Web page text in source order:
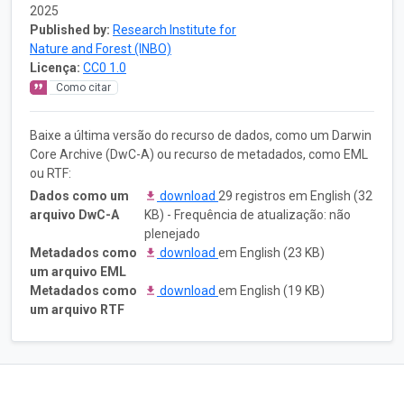
2025
Published by: Research Institute for
Nature and Forest (INBO)
Licença: CC0 1.0
Como citar
Baixe a última versão do recurso de dados, como um Darwin
Core Archive (DwC-A) ou recurso de metadados, como EML
ou RTF:
Dados como um
arquivo DwC-A
download 29 registros em English (32
KB) - Frequência de atualização: não
plenejado
Metadados como
um arquivo EML
download em English (23 KB)
Metadados como
um arquivo RTF
download em English (19 KB)